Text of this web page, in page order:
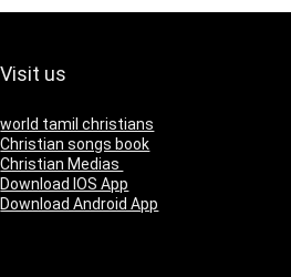
Visit us
world tamil christians
Christian songs book
Christian Medias
Download IOS App
Download Android App